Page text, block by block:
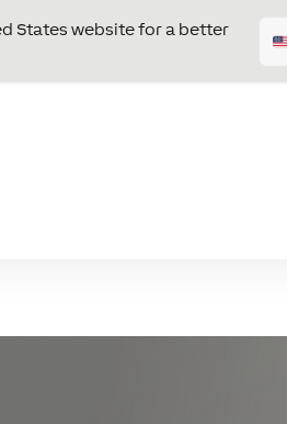
States website for a better